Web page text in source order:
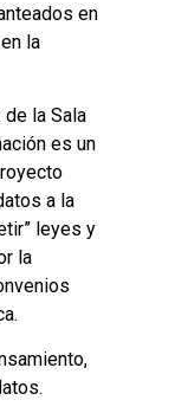
en
la
la Sala
es un
a la
leyes y
la